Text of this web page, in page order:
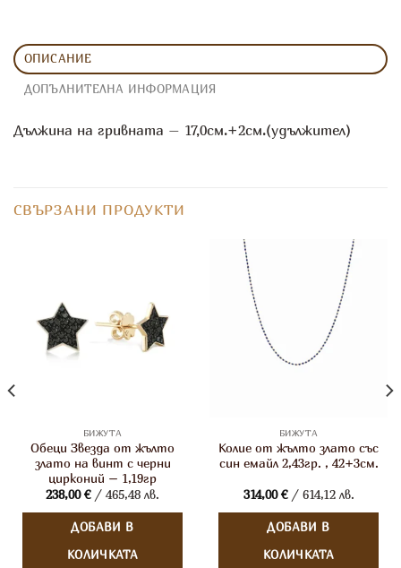
ОПИСАНИЕ
ДОПЪЛНИТЕЛНА ИНФОРМАЦИЯ
Дължина на гривната – 17,0см.+2см.(удължител)
СВЪРЗАНИ ПРОДУКТИ
БИЖУТА
Обеци Звезда от жълто
злато на винт с черни
цирконий – 1,19гр
238,00€/ 465,48 лв.
ДОБАВИ В
КОЛИЧКАТА
БИЖУТА
Колие от жълто злато със
син емайл 2,43гр. , 42+3см.
314,00€/ 614,12 лв.
ДОБАВИ В
КОЛИЧКАТА